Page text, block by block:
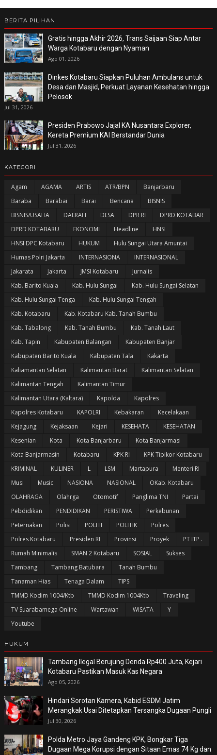
BERITA PILIHAN
Gratis hingga Akhir 2026, Trans Saijaan Siap Antar
Warga Kotabaru dengan Nyaman
Ago 01, 2026
Dinkes Kotabaru Siapkan Puluhan Ambulans untuk
Desa dan Masjid, Perkuat Layanan Kesehatan hingga
Pelosok
Jul 31, 2026
Presiden Prabowo Jajal KA Nusantara Explorer,
Kereta Premium KAI Berstandar Dunia
Jul 31, 2026
KATEGORI
Agam AGAMA ARTIS ATR/BPN
Banjarbaru
Baraba
Barabai Barai Bencana
BISNIS
BISNIS/USAHA
DAERAH DESA DPR RI
DPRD KOTABAR
DPRD KOTABARU
EKONOMI Headline
HNSI
HNSI DPC Kotabaru
HUKUM
Hulu Sungai Utara Amuntai
Humas Polri Jakarta
INTERNASIONA
INTERNASIONAL
Jakarata
Jakarta JMSI Kotabaru
Jurnalis
Kab. Barito Kuala
Kab. Hulu Sungai
Kab. Hulu Sungai Selatan
Kab. Hulu Sungai Tenga
Kab. Hulu Sungai Tengah
Kab. Kotabaru
Kab. Kotabaru Kab. Tanah Bumbu
Kab. Tabalong
Kab. Tanah Bumbu
Kab. Tanah Laut
Kab. Tapin
Kabupaten Balangan
Kabupaten Banjar
Kabupaten Barito Kuala
Kabupaten Tala
Kakarta
Kaliamantan Selatan
Kalimantan Barat
Kalimantan Selatan
Kalimantan Tengah
Kalimantan Timur
Kalimantan Utara (Kaltara)
Kapolda
Kapolres
Kapolres Kotabaru
KAPOLRI Kebakaran
Kecelakaan
Kejagung
Kejaksaan Kejari KESEHATA
KESEHATAN
Kesenian
Kota Kota Banjarbaru
Kota Banjarmasi
Kota Banjarmasin
Kotabaru KPK RI
KPK Tipikor Kotabaru
KRIMINAL
KULINER L LSM Martapura
Menteri RI
Musi
Music NASIONA NASIONAL
OKab. Kotabaru
OLAHRAGA
Olahrga Otomotif Panglima TNI
Partai
Pebdidikan
PENDIDIKAN PERISTIWA
Perkebunan
Peternakan
Polisi POLITI POLITIK
Polres
Polres Kotabaru
Presiden RI Provinsi Proyek
PT ITP .
Rumah Minimalis
SMAN 2 Kotabaru SOSIAL
Sukses
Tambang
Tambang Batubara
Tanah Bumbu
Tanaman Hias
Tenaga Dalam
TIPS
TMMD Kodim 1004/Ktb
TMMD Kodim 1004Ktb
Traveling
TV Suarabamega Online
Wartawan WISATA
Y
Youtube
HUKUM
Tambang Ilegal Berujung Denda Rp400 Juta, Kejari
Kotabaru Pastikan Masuk Kas Negara
Ago 05, 2026
Hindari Sorotan Kamera, Kabid ESDM Jatim
Merangkak Usai Ditetapkan Tersangka Dugaan Pungli
Jul 30, 2026
Polda Metro Jaya Gandeng KPK, Bongkar Tiga
Dugaan Mega Korupsi dengan Sitaan Emas 74 Kg dan